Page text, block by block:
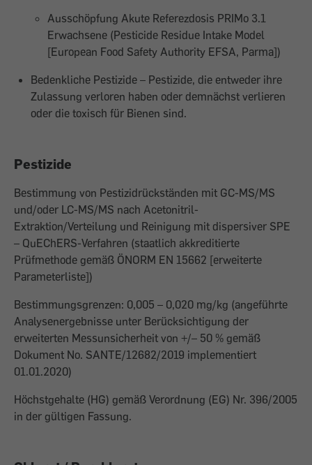
Ausschöpfung Akute Referezdosis PRIMo 3.1
Erwachsene (Pesticide Residue Intake Model
[European Food Safety Authority EFSA, Parma])
Bedenkliche Pestizide – Pestizide, die entweder ihre
Zulassung verloren haben oder demnächst verlieren
oder die toxisch für Bienen sind.
Pestizide
Bestimmung von Pestizidrückständen mit GC-MS/MS
und/oder LC-MS/MS nach Acetonitril-
Extraktion/Verteilung und Reinigung mit dispersiver SPE
– QuEChERS-Verfahren (staatlich akkreditierte
Prüfmethode gemäß ÖNORM EN 15662 [erweiterte
Parameterliste])
Bestimmungsgrenzen: 0,005 – 0,020 mg/kg (angeführte
Analysenergebnisse unter Berücksichtigung der
erweiterten Messunsicherheit von +/– 50 % gemäß
Dokument No. SANTE/12682/2019 implementiert
01.01.2020)
Höchstgehalte (HG) gemäß Verordnung (EG) Nr. 396/2005
in der gültigen Fassung.